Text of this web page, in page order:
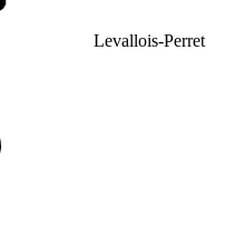
Levallois-Perret